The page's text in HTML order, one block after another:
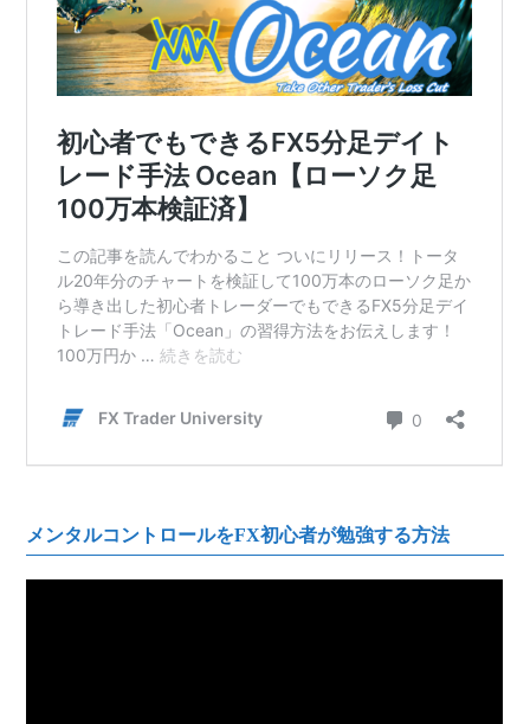
メンタルコントロールをFX初心者が勉強する方法